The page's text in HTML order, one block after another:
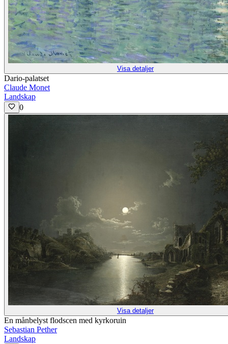
Visa detaljer
Dario-palatset
Claude Monet
Landskap
0
Visa detaljer
En månbelyst flodscen med kyrkoruin
Sebastian Pether
Landskap